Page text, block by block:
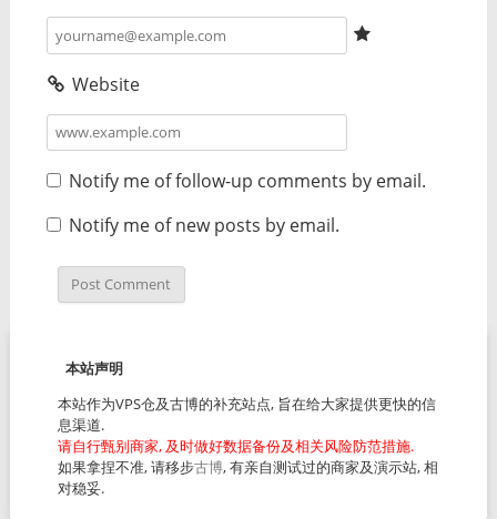
Website
Notify me of follow-up comments by email.
Notify me of new posts by email.
本站声明
本站作为VPS仓及古博的补充站点, 旨在给大家提供更快的信
息渠道.
请自行甄别商家, 及时做好数据备份及相关风险防范措施.
如果拿捏不准, 请移步古博, 有亲自测试过的商家及演示站, 相
对稳妥.